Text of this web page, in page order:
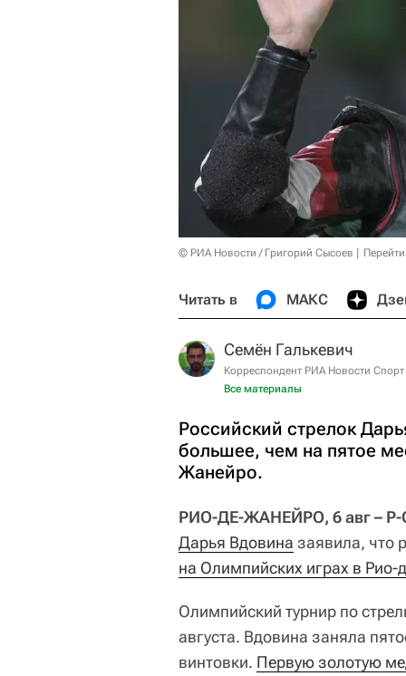
© РИА Новости / Григорий Сысоев
Читать в МАКС
Семён Галькевич
Корреспондент РИА Новости Спорт
Все материалы
Российский стрелок
большее, чем на пятое
Жанейро.
РИО-ДЕ-ЖАНЕЙРО, 6 авг – Р-
Дарья Вдовина заявила, что
на Олимпийских играх в
Олимпийский турнир по
августа. Вдовина заняла
винтовки. Первую золотую